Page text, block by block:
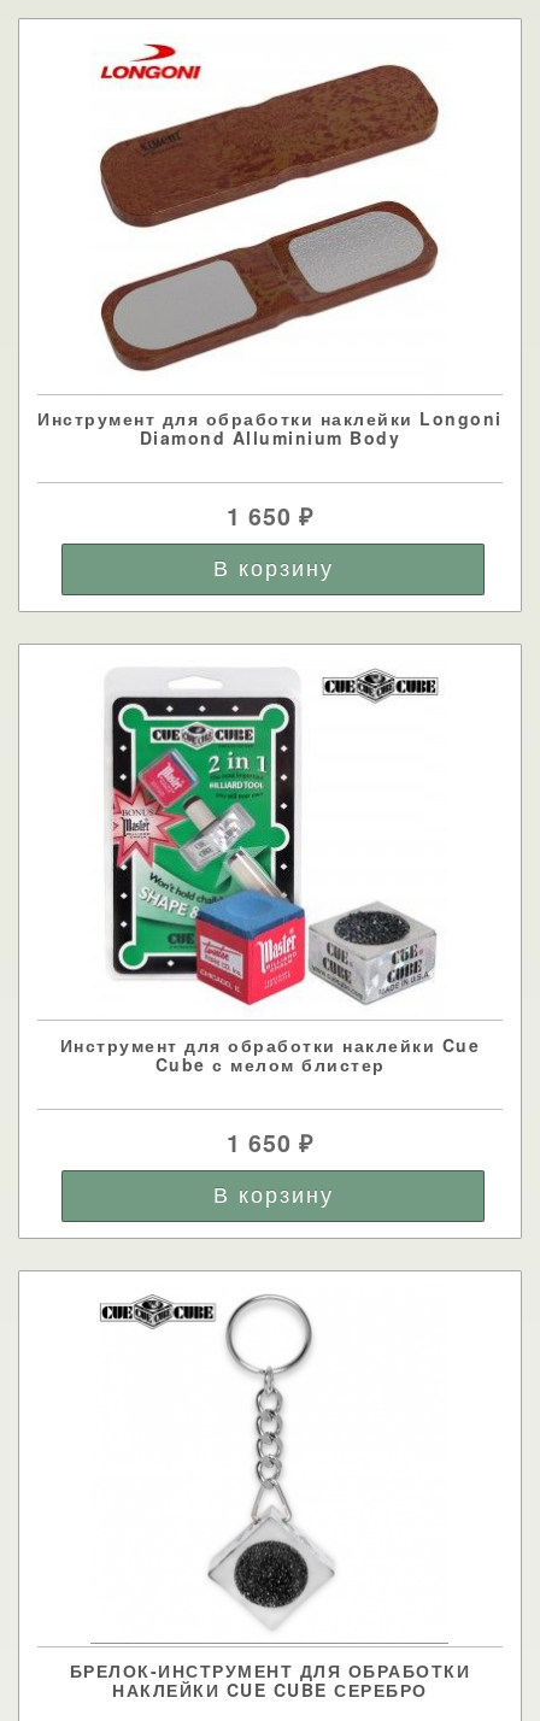
Инструмент для обработки наклейки Longoni
Diamond Alluminium Body
1 650₽
Инструмент для обработки наклейки Cue
Cube с мелом блистер
1 650₽
БРЕЛОК-ИНСТРУМЕНТ ДЛЯ ОБРАБОТКИ
НАКЛЕЙКИ CUE CUBE СЕРЕБРО